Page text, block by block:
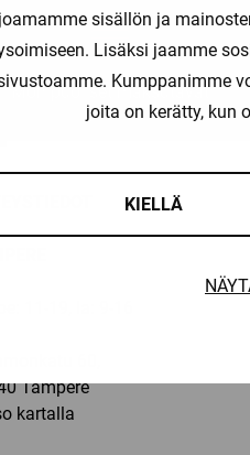
sisällön ja
Lisäksi jaamme
Kumppanimme
joita on kerätty, kun
KIELLÄ
Monipuoliset maksutavat
Tampere
kartalla